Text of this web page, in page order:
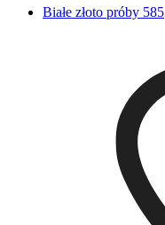
Białe złoto próby 585